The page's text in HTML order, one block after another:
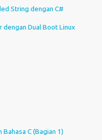
String dengan C#
dengan Dual Boot Linux
C (Bagian 1)